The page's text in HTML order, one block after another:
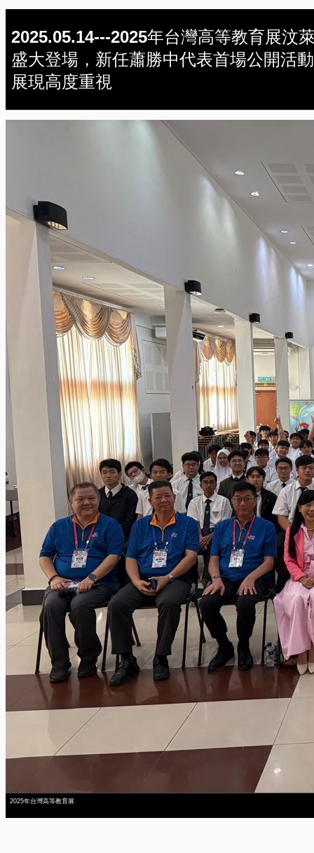
2025.05.14---2025年台灣高等教育展汶
盛大登場，新任蕭勝中代表首場公開活動
展現高度重視
2025年台灣高等教育展